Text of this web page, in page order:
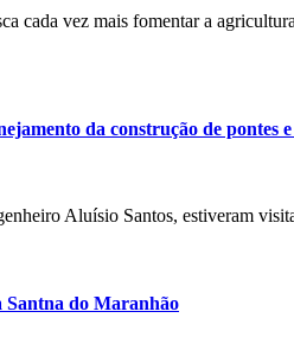
cada vez mais fomentar a
da construção de pontes
Aluísio Santos, estiveram
Santna do Maranhão